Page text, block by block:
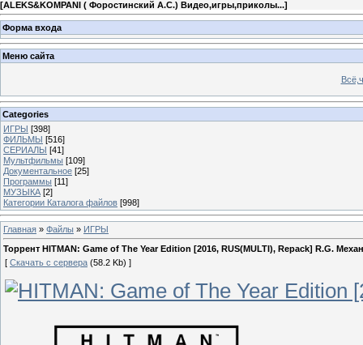
[ALEKS&KOMPANI ( Форостинский А.С.) Видео,игры,приколы...]
Форма входа
Меню сайта
Categories
ИГРЫ [398]
ФИЛЬМЫ [516]
СЕРИАЛЫ [41]
Мультфильмы [109]
Документальное [25]
Программы [11]
МУЗЫКА [2]
Категории Каталога файлов [998]
Главная » Файлы » ИГРЫ
Торрент HITMAN: Game of The Year Edition [2016, RUS(MULTI), Repack] R.G.
[ Скачать с сервера (58.2 Kb) ]